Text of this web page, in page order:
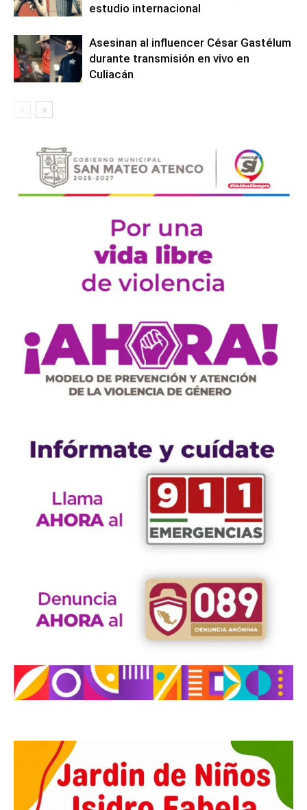
estudio internacional
Asesinan al influencer César Gastélum
durante transmisión en vivo en
Culiacán